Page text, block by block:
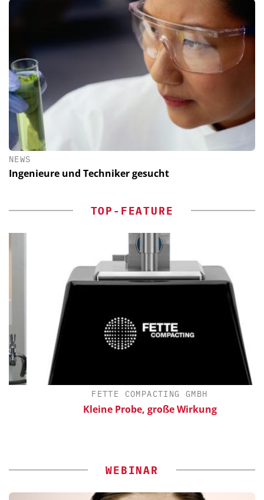
NEWS
Ingenieure und Techniker gesucht
TOP-FEATURE
FETTE COMPACTING GMBH
Kleine Probe, große Wirkung
WEBINAR